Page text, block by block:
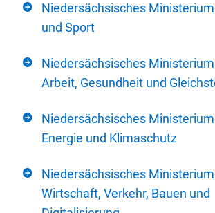
Niedersächsisches
und Sport
Niedersächsisches
Arbeit, Gesundheit und
Niedersächsisches
Energie und Klimaschutz
Niedersächsisches
Wirtschaft, Verkehr, Bauen und